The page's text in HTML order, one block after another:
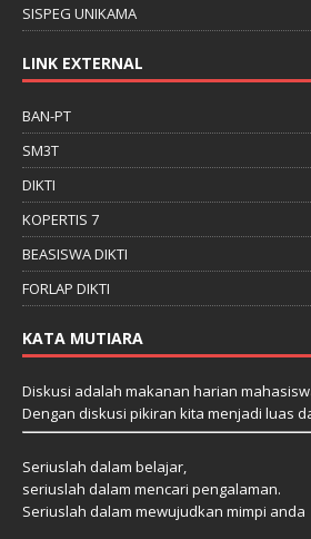
SISPEG UNIKAMA
LINK EXTERNAL
BAN-PT
SM3T
DIKTI
KOPERTIS 7
BEASISWA DIKTI
FORLAP DIKTI
KATA MUTIARA
Diskusi adalah makanan harian
Dengan diskusi pikiran kita menjadi luas
Seriuslah dalam belajar,
seriuslah dalam mencari pengalaman.
Seriuslah dalam mewujudkan mimpi anda